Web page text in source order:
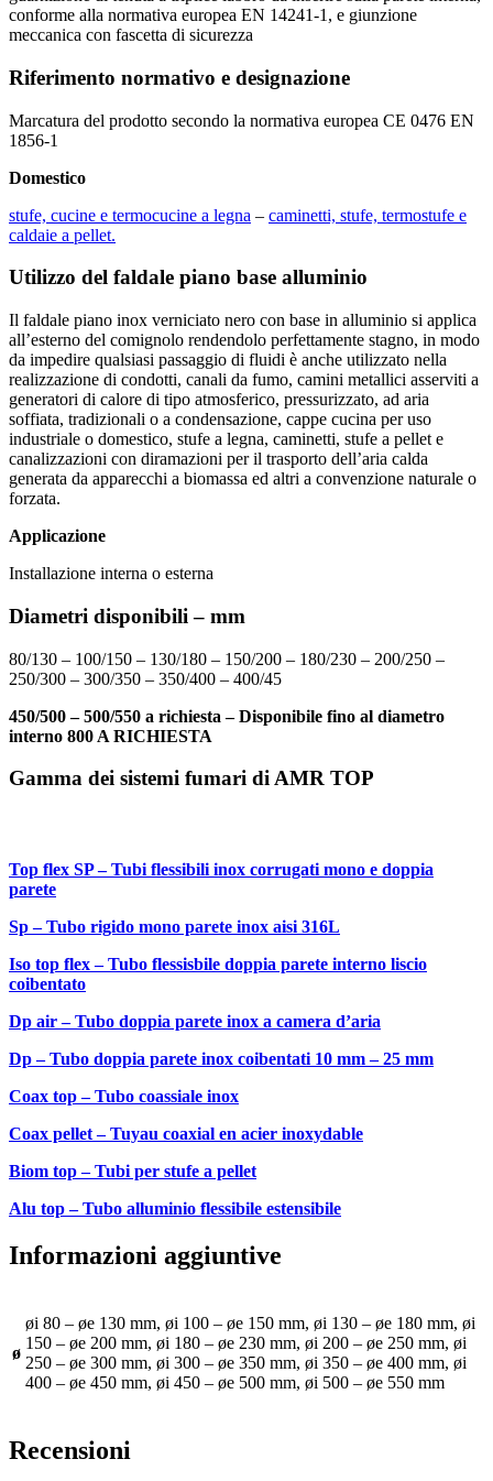
conforme alla normativa europea EN 14241-1, e giunzione
meccanica con fascetta di sicurezza
Riferimento normativo e designazione
Marcatura del prodotto secondo la normativa europea CE 0476 EN
1856-1
Domestico
stufe, cucine e termocucine a legna – caminetti, stufe, termostufe e
caldaie a pellet.
Utilizzo del faldale piano base alluminio
Il faldale piano inox verniciato nero con base in alluminio si applica
all’esterno del comignolo rendendolo perfettamente stagno, in modo
da impedire qualsiasi passaggio di fluidi è anche utilizzato nella
realizzazione di condotti, canali da fumo, camini metallici asserviti a
generatori di calore di tipo atmosferico, pressurizzato, ad aria
soffiata, tradizionali o a condensazione, cappe cucina per uso
industriale o domestico, stufe a legna, caminetti, stufe a pellet e
canalizzazioni con diramazioni per il trasporto dell’aria calda
generata da apparecchi a biomassa ed altri a convenzione naturale o
forzata.
Applicazione
Installazione interna o esterna
Diametri disponibili – mm
80/130 – 100/150 – 130/180 – 150/200 – 180/230 – 200/250 –
250/300 – 300/350 – 350/400 – 400/45
450/500 – 500/550 a richiesta – Disponibile fino al diametro
interno 800 A RICHIESTA
Gamma dei sistemi fumari di AMR TOP
Top flex SP – Tubi flessibili inox corrugati mono e doppia
parete
Sp – Tubo rigido mono parete inox aisi 316L
Iso top flex – Tubo flessisbile doppia parete interno liscio
coibentato
Dp air – Tubo doppia parete inox a camera d’aria
Dp – Tubo doppia parete inox coibentati 10 mm – 25 mm
Coax top – Tubo coassiale inox
Coax pellet – Tuyau coaxial en acier inoxydable
Biom top – Tubi per stufe a pellet
Alu top – Tubo alluminio flessibile estensibile
Informazioni aggiuntive
ø
øi 80 – øe 130 mm, øi 100 – øe 150 mm, øi 130 – øe 180 mm, øi
150 – øe 200 mm, øi 180 – øe 230 mm, øi 200 – øe 250 mm, øi
250 – øe 300 mm, øi 300 – øe 350 mm, øi 350 – øe 400 mm, øi
400 – øe 450 mm, øi 450 – øe 500 mm, øi 500 – øe 550 mm
Recensioni